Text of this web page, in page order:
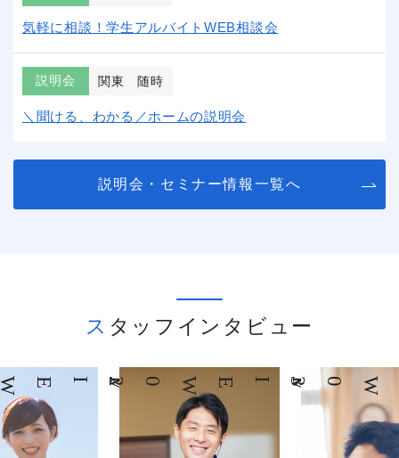
気軽に相談！学生アルバイトWEB相談会
説明会 関東 随時
＼聞ける、わかる／ホームの説明会
説明会・セミナー情報一覧へ
スタッフインタビュー
INTERVIEW INTERVIEW
02 03